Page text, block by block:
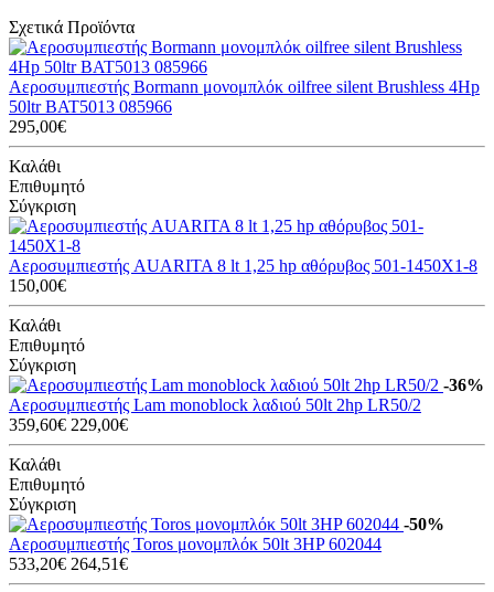
Σχετικά Προϊόντα
Αεροσυμπιεστής Bormann μονομπλόκ oilfree silent Brushless 4Hp
50ltr BAT5013 085966
295,00€
Καλάθι
Επιθυμητό
Σύγκριση
Αεροσυμπιεστής AUARITA 8 lt 1,25 hp αθόρυβος 501-1450X1-8
150,00€
Καλάθι
Επιθυμητό
Σύγκριση
-36%
Αεροσυμπιεστής Lam monoblock λαδιού 50lt 2hp LR50/2
359,60€ 229,00€
Καλάθι
Επιθυμητό
Σύγκριση
-50%
Αεροσυμπιεστής Toros μονομπλόκ 50lt 3HP 602044
533,20€ 264,51€